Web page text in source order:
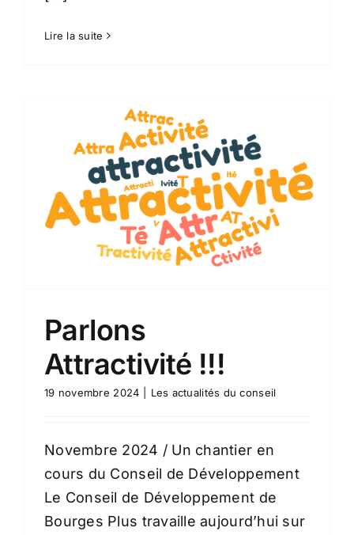
Lire la suite
Parlons
Attractivité !!!
19 novembre 2024 Les actualités du conseil
Novembre 2024 / Un chantier en
cours du Conseil de Développement
Le Conseil de Développement de
Bourges Plus travaille aujourd’hui sur